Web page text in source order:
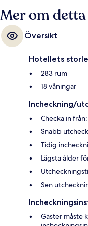
Mer om
Översikt
Hotellets
283 rum
18 våningar
Incheckning/
Checka in
Snabb
Tidig
Lägsta ålder
Sen
Gäster måste